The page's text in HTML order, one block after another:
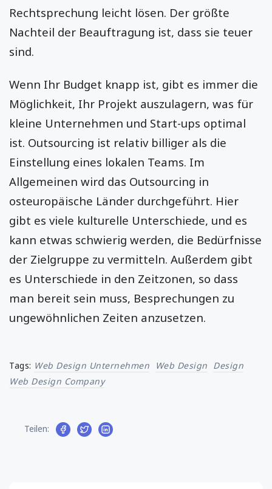
Rechtsprechung leicht lösen. Der größte
Nachteil der Beauftragung ist, dass sie teuer
sind.
Wenn Ihr Budget knapp ist, gibt es immer die
Möglichkeit, Ihr Projekt auszulagern, was für
kleine Unternehmen und Start-ups optimal
ist. Outsourcing ist relativ billiger als die
Einstellung eines lokalen Teams. Im
Allgemeinen wird das Outsourcing in
osteuropäische Länder durchgeführt. Hier
gibt es viele kulturelle Unterschiede, und es
kann etwas schwierig werden, die Bedürfnisse
der Zielgruppe zu vermitteln. Außerdem gibt
es Unterschiede in den Zeitzonen, so dass
man bereit sein muss, Besprechungen zu
ungewöhnlichen Zeiten anzusetzen.
Tags: Web Design Unternehmen Web Design Design
Web Design Company
Teilen: